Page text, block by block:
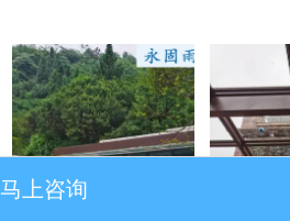
系统窗
马上咨询